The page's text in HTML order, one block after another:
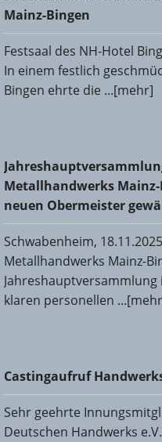
Bingen
Mainz-Bingen
Festsaal des NH-Hotel
In einem festlich
Bingen ehrte die ...[mehr]
Metallhandwerks Mainz-
Obermeister gewählt
Metallhandwerks
neuen Obermeister
Schwabenheim,
Metallhandwerks Mainz-
klaren personellen
Castingaufruf
Castingaufruf
Sehr geehrte
Deutschen Handwerks